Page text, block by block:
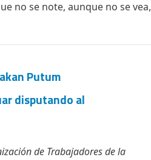
no se note, aunque no se vea,
Putum
disputando al
de Trabajadores de la